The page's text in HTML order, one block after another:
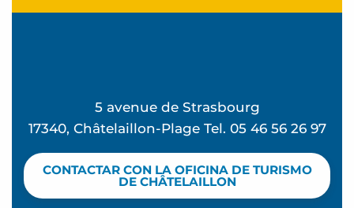
Inglés para niños y adolescentes
Visites de sites de compostage partagé en
Terra Aventura - Beau séjour à Chatel
Terra Aventura - à la cache aux moules
Terra Aventura - La Rosière à rosier...
5 avenue de Strasbourg
17340, Châtelaillon-Plage Tel. 05 46 56 26 97
CONTACTAR CON LA OFICINA DE TURISMO
DE CHÂTELAILLON